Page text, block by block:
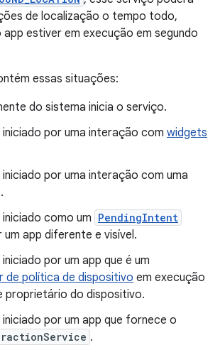
de localização o tempo todo,
app estiver em execução em segundo
essas situações:
do sistema inicia o serviço.
por uma interação com widgets
por uma interação com uma
como um PendingIntent
um app diferente e visível.
por um app que é um
de política de dispositivo em execução
proprietário do dispositivo.
por um app que fornece o
.